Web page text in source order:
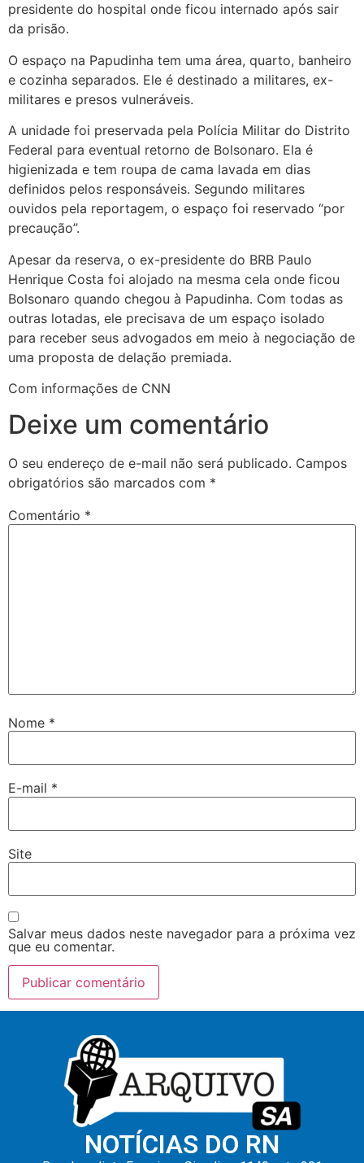
presidente do hospital onde ficou internado após sair
da prisão.
O espaço na Papudinha tem uma área, quarto, banheiro
e cozinha separados. Ele é destinado a militares, ex-
militares e presos vulneráveis.
A unidade foi preservada pela Polícia Militar do Distrito
Federal para eventual retorno de Bolsonaro. Ela é
higienizada e tem roupa de cama lavada em dias
definidos pelos responsáveis. Segundo militares
ouvidos pela reportagem, o espaço foi reservado “por
precaução”.
Apesar da reserva, o ex-presidente do BRB Paulo
Henrique Costa foi alojado na mesma cela onde ficou
Bolsonaro quando chegou à Papudinha. Com todas as
outras lotadas, ele precisava de um espaço isolado
para receber seus advogados em meio à negociação de
uma proposta de delação premiada.
Com informações de CNN
Deixe um comentário
O seu endereço de e-mail não será publicado. Campos
obrigatórios são marcados com *
Comentário *
Nome *
E-mail *
Site
Salvar meus dados neste navegador para a próxima vez
que eu comentar.
NOTÍCIAS DO RN